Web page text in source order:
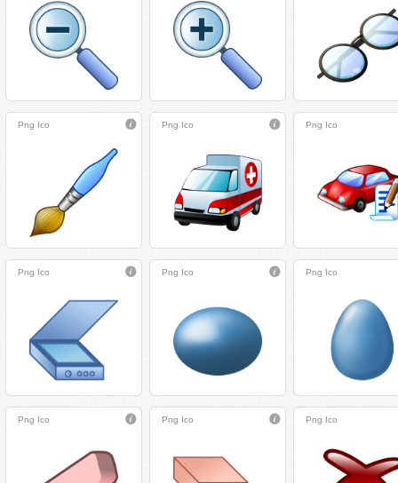
Png Ico Png Ico Png Ico
Png Ico Png Ico Png Ico
Png Ico Png Ico Png Ico